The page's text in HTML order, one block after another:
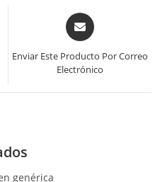
Enviar Este Producto Por Correo
Electrónico